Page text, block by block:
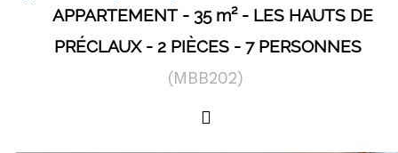
SÉJOURS & BONS PLANS
LOCALISATION
APPARTEMENT 35 m²
LES HAUTS DE
PRÉCLAUX
2 PIÈCES 7 PERSONNES
(MBB202)